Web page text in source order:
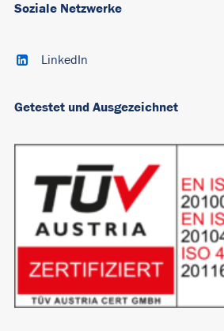
Soziale Netzwerke
LinkedIn
Getestet und Ausgezeichnet